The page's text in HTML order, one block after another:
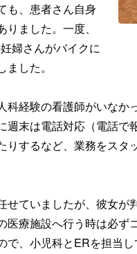
も、患者さん自身
ました。一度、
婦さんがバイクに
した。
科経験の看護師がいなか
末は電話対応（電話で
りするなど、業務をスタ
ていましたが、彼女が
療施設へ行う時は必ず
で、小児科とERを担当